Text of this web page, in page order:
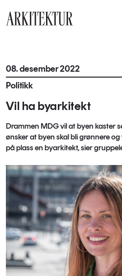
08. desember 2022
Politikk
Vil ha byarkitekt
Drammen MDG vil at byen kaster
ønsker at byen skal bli grønnere
på plass en byarkitekt, sier